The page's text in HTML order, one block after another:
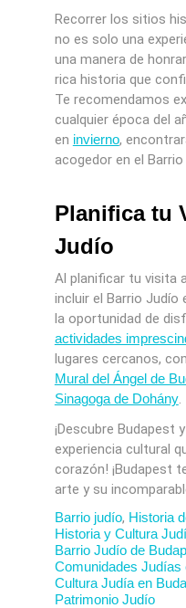
Recorrer los sitios
no es solo una
una manera de
rica historia que
Te recomendamos
cualquier época del
en invierno,
acogedor en el Barrio
Planifica tu
Judío
Al planificar tu visita
incluir el Barrio Judío
la oportunidad de
actividades
lugares cercanos,
Mural del Ángel de
Sinagoga de Dohány.
¡Descubre Budapest
experiencia cultural
corazón! ¡Budapest
arte y su
Barrio judío, Historia
Historia y Cultura
Barrio Judío de
Comunidades Judías
Cultura Judía en
Patrimonio Judío